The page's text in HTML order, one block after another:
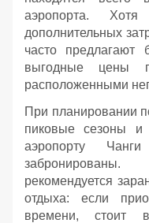
аэропорта.
дополнительных
часто предлагают
выгодные цены
расположенными
При планировании
пиковые сезоны
аэропорту
рекомендуется
отдыха: если
времени, стоит